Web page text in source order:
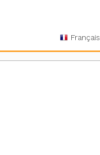
Français